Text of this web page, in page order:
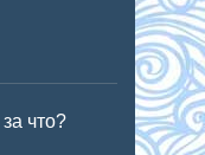
что?